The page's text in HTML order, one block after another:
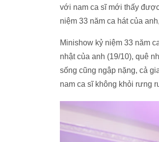
với nam ca sĩ mới thấy
niệm 33 năm ca hát của
Minishow kỷ niệm 33 năm
nhật của anh (19/10), quê
sống cũng ngập nặng, cả
nam ca sĩ không khỏi rưng